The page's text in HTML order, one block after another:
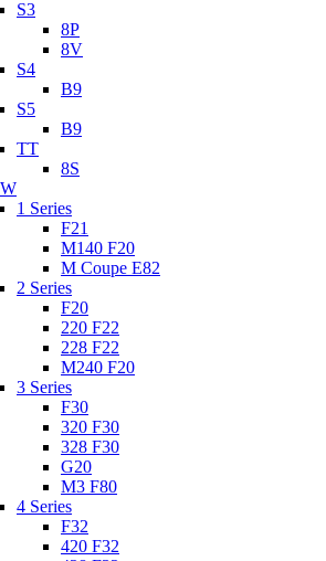
S3
8P
8V
S4
B9
S5
B9
TT
8S
1 Series
F21
M140 F20
M Coupe E82
2 Series
F20
220 F22
228 F22
M240 F20
3 Series
F30
320 F30
328 F30
G20
M3 F80
4 Series
F32
420 F32